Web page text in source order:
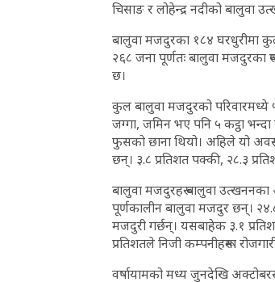
चिसाङ र लोहेन्द्र नदीको बालुवा
बालुवा मजदुरका १८४ घरधुरीमा
२६८ जना पूर्णतः बालुवा मजदुरका
छ।
कुल बालुवा मजदुरको परिवारमध्ये
जग्गा, जमिन भए पनि ५ कट्ठा
फुसको छाना थियो। अहिले यो
छन्। ३.८ प्रतिशत पक्की, २८.३
बालुवा मजदुरहरू बालुवा
पूर्णकालीन बालुवा मजदुर छन्।
मजदुरी गर्छन्। यसबाहेक ३.१
प्रतिशतले निजी कम्पनीहरूमा
वर्षायामको मध्य जुनदेखि